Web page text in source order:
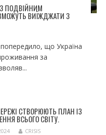
ПОДВІЙНИМ
ВИЇЖДЖАТИ З
що Україна
за
СТВОРЮЮТЬ ПЛАН ІЗ
ВСЬОГО СВІТУ.
CRISIS